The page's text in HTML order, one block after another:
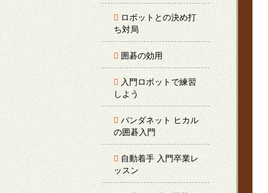
ロボットとの決め打
ち対局
囲碁の効用
入門ロボットで練習
しよう
パンダネット ヒカル
の囲碁入門
自動着手 入門卒業レ
ッスン